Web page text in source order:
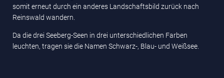
somit erneut durch ein anderes Landschaftsbild zurück nach
Reinswald wandern.
Da die drei Seeberg-Seen in drei unterschiedlichen Farben
leuchten, tragen sie die Namen Schwarz-, Blau- und Weißsee.